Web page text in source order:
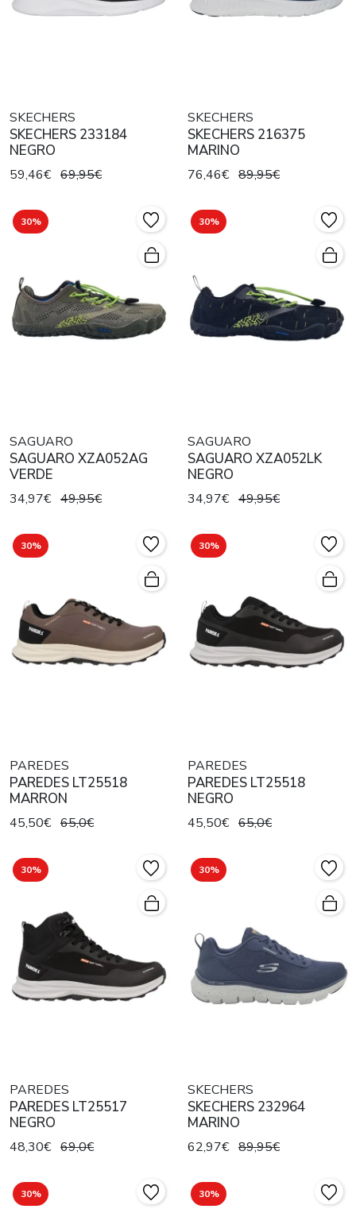
SKECHERS
SKECHERS 233184
NEGRO
59,46€ 69,95€
SKECHERS
SKECHERS 216375
MARINO
76,46€ 89,95€
30%
SAGUARO
SAGUARO XZA052AG
VERDE
34,97€ 49,95€
30%
SAGUARO
SAGUARO XZA052LK
NEGRO
34,97€ 49,95€
30%
PAREDES
PAREDES LT25518
MARRON
45,50€ 65,0€
30%
PAREDES
PAREDES LT25518
NEGRO
45,50€ 65,0€
30%
PAREDES
PAREDES LT25517
NEGRO
48,30€ 69,0€
30%
SKECHERS
SKECHERS 232964
MARINO
62,97€ 89,95€
30% 30%